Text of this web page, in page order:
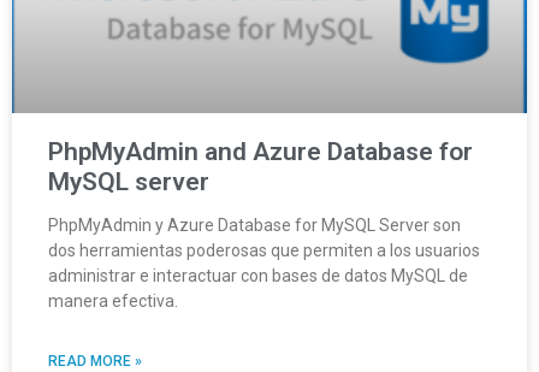
PhpMyAdmin and Azure Database for
MySQL server
PhpMyAdmin y Azure Database for MySQL Server son
dos herramientas poderosas que permiten a los usuarios
administrar e interactuar con bases de datos MySQL de
manera efectiva.
READ MORE »